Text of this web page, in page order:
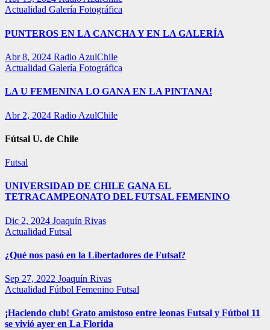
Actualidad Galería Fotográfica
PUNTEROS EN LA CANCHA Y EN LA GALERÍA
Abr 8, 2024 Radio AzulChile
Actualidad Galería Fotográfica
LA U FEMENINA LO GANA EN LA PINTANA!
Abr 2, 2024 Radio AzulChile
Fútsal U. de Chile
Futsal
UNIVERSIDAD DE CHILE GANA EL
TETRACAMPEONATO DEL FUTSAL FEMENINO
Dic 2, 2024 Joaquín Rivas
Actualidad Futsal
¿Qué nos pasó en la Libertadores de Futsal?
Sep 27, 2022 Joaquín Rivas
Actualidad Fútbol Femenino Futsal
¡Haciendo club! Grato amistoso entre leonas Futsal y Fútbol 11
se vivió ayer en La Florida